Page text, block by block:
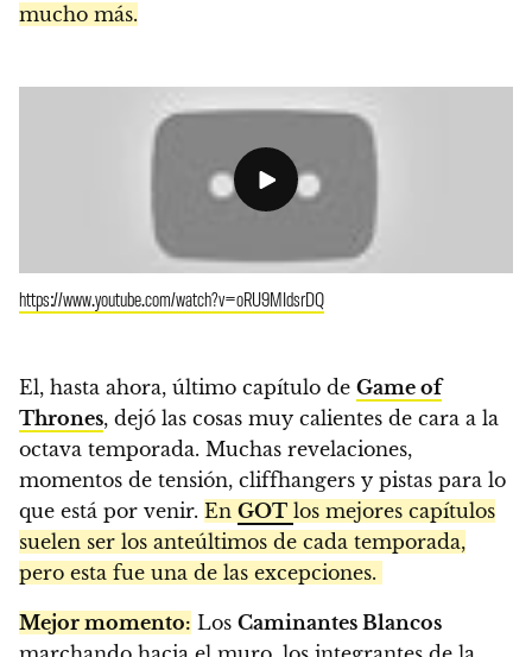
mucho más.
https://www.youtube.com/watch?v=oRU9MIdsrDQ
El, hasta ahora, último capítulo de Game of
Thrones, dejó las cosas muy calientes de cara a la
octava temporada. Muchas revelaciones,
momentos de tensión, cliffhangers y pistas para lo
que está por venir. En GOT los mejores capítulos
suelen ser los anteúltimos de cada temporada,
pero esta fue una de las excepciones.
Mejor momento: Los Caminantes Blancos